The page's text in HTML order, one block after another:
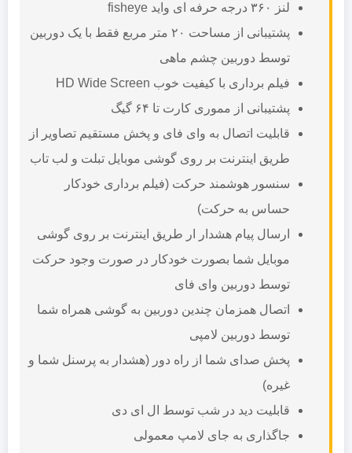
لنز ٣۶٠ درجه حرفه ای واید fisheye
پشتیبانی از مساحت ۲۰ متر مربع فقط با یک دوربین
توسط دوربین چشم ماهی
فیلم برداری با کیفیت خوب HD Wide Screen
پشتیبانی از مموری کارت تا ۶۴ گیگ
قابلیت اتصال به وای فای و پخش مستقیم تصاویر از
طریق اینترنت بر روی گوشی موبایل تبلت و لب تاب
سنسور هوشمند حرکت (فیلم برداری خودکار
حساس به حرکت)
ارسال پیام هشدار ار طریق اینترنت بر روی گوشی
موبایل شما بصورت خودکار در صورت وجود حرکت
توسط دوربین وای فای
اتصال همزمان چندین دوربین به گوشی همراه شما
توسط دوربین لامپی
پخش صدای شما از راه دور (هشدار به پرسنل شما و
غیره)
قابلیت دید در شب توسط ال ای دی
جاگذاری به جای لامپ معمولی